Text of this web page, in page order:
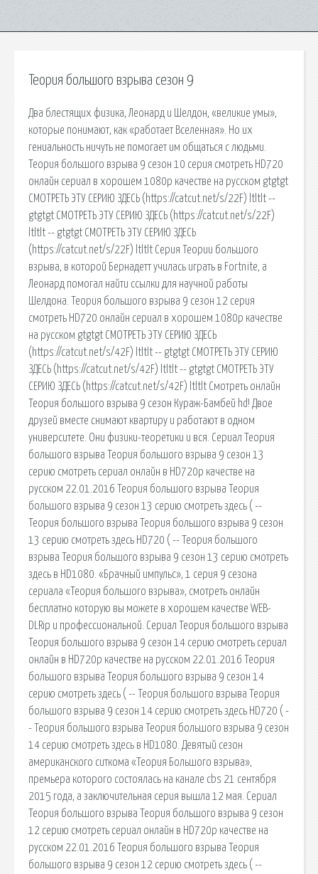
Теория большого взрыва сезон 9
Два блестящих физика, Леонард и Шелдон, «великие умы»,
которые понимают, как «работает Вселенная». Но их
гениальность ничуть не помогает им общаться с людьми.
Теория большого взрыва 9 сезон 10 серия смотреть HD720
онлайн сериал в хорошем 1080p качестве на русском gtgtgt
СМОТРЕТЬ ЭТУ СЕРИЮ ЗДЕСЬ (https://catcut.net/s/22F) ltltlt --
gtgtgt СМОТРЕТЬ ЭТУ СЕРИЮ ЗДЕСЬ (https://catcut.net/s/22F)
ltltlt -- gtgtgt СМОТРЕТЬ ЭТУ СЕРИЮ ЗДЕСЬ
(https://catcut.net/s/22F) ltltlt Серия Теории большого
взрыва, в которой Бернадетт училась играть в Fortnite, а
Леонард помогал найти ссылки для научной работы
Шелдона. Теория большого взрыва 9 сезон 12 серия
смотреть HD720 онлайн сериал в хорошем 1080p качестве
на русском gtgtgt СМОТРЕТЬ ЭТУ СЕРИЮ ЗДЕСЬ
(https://catcut.net/s/42F) ltltlt -- gtgtgt СМОТРЕТЬ ЭТУ СЕРИЮ
ЗДЕСЬ (https://catcut.net/s/42F) ltltlt -- gtgtgt СМОТРЕТЬ ЭТУ
СЕРИЮ ЗДЕСЬ (https://catcut.net/s/42F) ltltlt Смотреть онлайн
Теория большого взрыва 9 сезон Кураж-Бамбей hd! Двое
друзей вместе снимают квартиру и работают в одном
университете. Они физики-теоретики и вся. Сериал Теория
большого взрыва Теория большого взрыва 9 сезон 13
серию смотреть сериал онлайн в HD720p качестве на
русском 22.01.2016 Теория большого взрыва Теория
большого взрыва 9 сезон 13 серию смотреть здесь ( --
Теория большого взрыва Теория большого взрыва 9 сезон
13 серию смотреть здесь HD720 ( -- Теория большого
взрыва Теория большого взрыва 9 сезон 13 серию смотреть
здесь в HD1080. «Брачный импульс», 1 серия 9 сезона
сериала «Теория большого взрыва», смотреть онлайн
бесплатно которую вы можете в хорошем качестве WEB-
DLRip и профессиональной. Сериал Теория большого взрыва
Теория большого взрыва 9 сезон 14 серию смотреть сериал
онлайн в HD720p качестве на русском 22.01.2016 Теория
большого взрыва Теория большого взрыва 9 сезон 14
серию смотреть здесь ( -- Теория большого взрыва Теория
большого взрыва 9 сезон 14 серию смотреть здесь HD720 ( -
- Теория большого взрыва Теория большого взрыва 9 сезон
14 серию смотреть здесь в HD1080. Девятый сезон
американского ситкома «Теория Большого взрыва»,
премьера которого состоялась на канале cbs 21 сентября
2015 года, а заключительная серия вышла 12 мая. Сериал
Теория большого взрыва Теория большого взрыва 9 сезон
12 серию смотреть сериал онлайн в HD720p качестве на
русском 22.01.2016 Теория большого взрыва Теория
большого взрыва 9 сезон 12 серию смотреть здесь ( --